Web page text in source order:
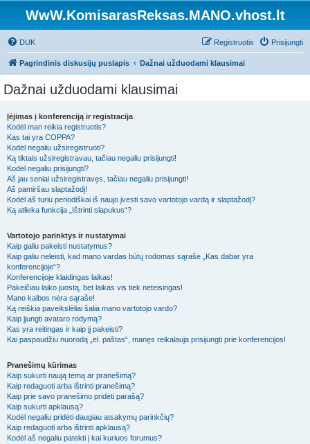
WwW.KomisarasReksas.MANO.vhost.lt
DUK Prisijungti
Registruotis
Pagrindinis diskusijų puslapis Dažnai užduodami klausimai
Dažnai užduodami klausimai
Įėjimas į konferenciją ir registracija
Kodėl man reikia registruotis?
Kas tai yra COPPA?
Kodėl negaliu užsiregistruoti?
Ką tiktais užsiregistravau, tačiau negaliu prisijungti!
Kodėl negaliu prisijungti?
Aš jau seniai užsiregistravęs, tačiau negaliu prisijungti!
Aš pamiršau slaptažodį!
Kodėl aš turiu periodiškai iš naujo įvesti savo vartotojo vardą ir slaptažodį?
Ką atlieka funkcija „Ištrinti slapukus“?
Vartotojo parinktys ir nustatymai
Kaip galiu pakeisti nustatymus?
Kaip galiu neleisti, kad mano vardas būtų rodomas sąraše „Kas dabar yra
konferencijoje“?
Konferencijoje klaidingas laikas!
Pakeičiau laiko juostą, bet laikas vis tiek neteisingas!
Mano kalbos nėra sąraše!
Ką reiškia paveikslėliai šalia mano vartotojo vardo?
Kaip įjungti avataro rodymą?
Kas yra reitingas ir kaip jį pakeisti?
Kai paspaudžiu nuorodą „el. paštas“, manęs reikalauja prisijungti prie konferencijos!
Pranešimų kūrimas
Kaip sukurti naują temą ar pranešimą?
Kaip redaguoti arba ištrinti pranešimą?
Kaip prie savo pranešimo pridėti parašą?
Kaip sukurti apklausą?
Kodėl negaliu pridėti daugiau atsakymų parinkčių?
Kaip redaguoti arba ištrinti apklausą?
Kodėl aš negaliu patekti į kai kuriuos forumus?